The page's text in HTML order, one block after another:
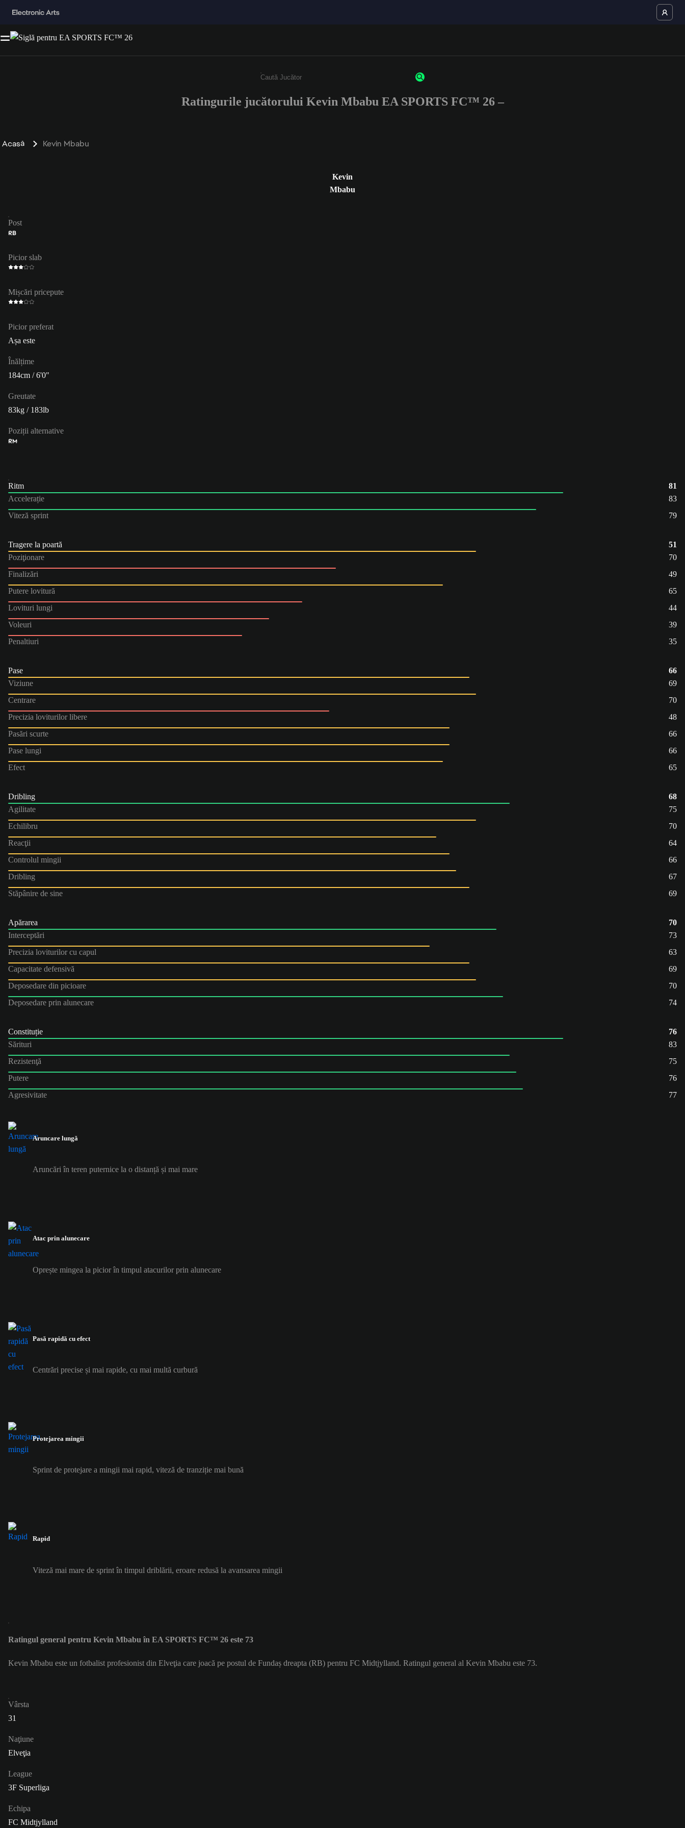
Enter a minimum of 3 characters or numbers
Ratingurile jucătorului Kevin Mbabu EA SPORTS FC™ 26 –
Acasă Kevin Mbabu
Kevin
Mbabu
Post
RB
Picior slab
Mișcări pricepute
Picior preferat
Așa este
Înălțime
184cm / 6'0"
Greutate
83kg / 183lb
Poziții alternative
RM
Ritm
81
Accelerație
83
Viteză sprint
79
Tragere la poartă
51
Poziţionare
70
Finalizări
49
Putere lovitură
65
Lovituri lungi
44
Voleuri
39
Penaltiuri
35
Pase
66
Viziune
69
Centrare
70
Precizia loviturilor libere
48
Pasări scurte
66
Pase lungi
66
Efect
65
Dribling
68
Agilitate
75
Echilibru
70
Reacţii
64
Controlul mingii
66
Dribling
67
Stăpânire de sine
69
Apărarea
70
Interceptări
73
Precizia loviturilor cu capul
63
Capacitate defensivă
69
Deposedare din picioare
70
Deposedare prin alunecare
74
Constituție
76
Sărituri
83
Rezistenţă
75
Putere
76
Agresivitate
77
Aruncare lungă
Aruncări în teren puternice la o distanță și mai mare
Atac prin alunecare
Oprește mingea la picior în timpul atacurilor prin alunecare
Pasă rapidă cu efect
Centrări precise și mai rapide, cu mai multă curbură
Protejarea mingii
Sprint de protejare a mingii mai rapid, viteză de tranziție mai bună
Rapid
Viteză mai mare de sprint în timpul driblării, eroare redusă la avansarea mingii
Ratingul general pentru Kevin Mbabu în EA SPORTS FC™ 26 este 73
Kevin Mbabu este un fotbalist profesionist din Elveţia care joacă pe postul de Fundaș dreapta (RB) pentru FC Midtjylland. Ratingul general al Kevin Mbabu este 73.
Vârsta
31
Naţiune
Elveţia
League
3F Superliga
Echipa
FC Midtjylland